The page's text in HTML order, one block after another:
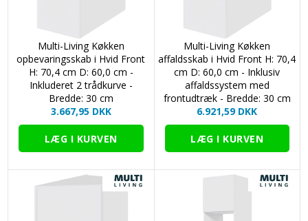
Multi-Living Køkken
opbevaringsskab i Hvid Front
H: 70,4 cm D: 60,0 cm -
Inkluderet 2 trådkurve -
Bredde: 30 cm
3.667,95 DKK
Multi-Living Køkken
affaldsskab i Hvid Front H: 70,4
cm D: 60,0 cm - Inklusiv
affaldssystem med
frontudtræk - Bredde: 30 cm
6.921,59 DKK